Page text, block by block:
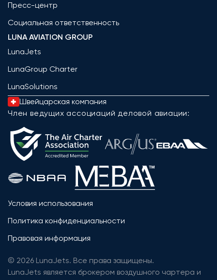
Пресс-центр
Социальная ответственность
LUNA AVIATION GROUP
LunaJets
LunaGroup Charter
LunaSolutions
Швейцарская компания
Член ведущих ассоциаций деловой авиации:
Условия использования
Политика конфиденциальности
Правовая информация
© 2026 LunaJets. Все права защищены.
LunaJets является брокером воздушного чартера и